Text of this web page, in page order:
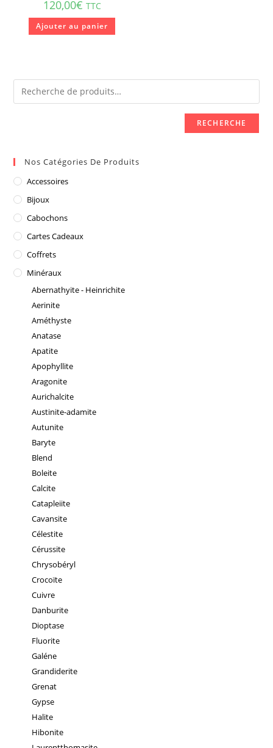
120,00€ TTC
Ajouter au panier
RECHERCHE
Nos Catégories De Produits
Accessoires
Bijoux
Cabochons
Cartes Cadeaux
Coffrets
Minéraux
Abernathyite - Heinrichite
Aerinite
Améthyste
Anatase
Apatite
Apophyllite
Aragonite
Aurichalcite
Austinite-adamite
Autunite
Baryte
Blend
Boleite
Calcite
Catapleiite
Cavansite
Célestite
Cérussite
Chrysobéryl
Crocoïte
Cuivre
Danburite
Dioptase
Fluorite
Galéne
Grandiderite
Grenat
Gypse
Halite
Hibonite